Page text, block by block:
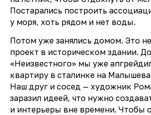
Постарались построить
у моря, хоть рядом и нет воды.
Потом уже занялись домом. Это
проект в историческом здании. До
«Неизвестного» мы уже
квартиру в сталинке на
Наш друг и сосед — художник
заразил идеей, что нужно
и интерьеры вне времени. Чтобы